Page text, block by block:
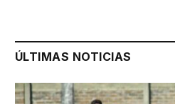
ÚLTIMAS NOTICIAS